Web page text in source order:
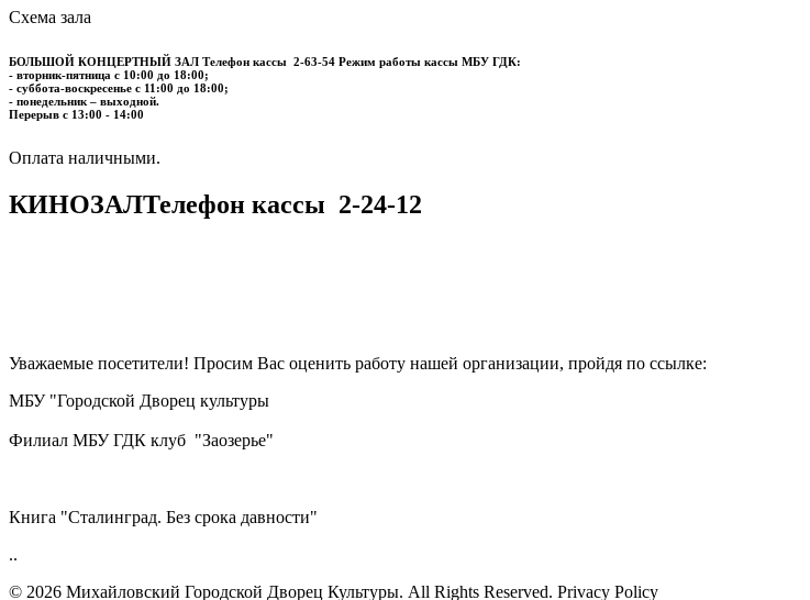
Схема зала
БОЛЬШОЙ КОНЦЕРТНЫЙ ЗАЛ Телефон кассы 2-63-54 Режим работы кассы МБУ ГДК:
- вторник-пятница с 10:00 до 18:00;
- суббота-воскресенье с 11:00 до 18:00;
- понедельник – выходной.
Перерыв с 13:00 - 14:00
​​​​​​​Оплата наличными.
КИНОЗАЛТелефон кассы 2-24-12
Уважаемые посетители! Просим Вас оценить работу нашей организации, пройдя по ссылке:
МБУ "Городской Дворец культуры
Филиал МБУ ГДК клуб "Заозерье"
Книга "Сталинград. Без срока давности"
..
© 2026 Михайловский Городской Дворец Культуры. All Rights Reserved. Privacy Policy